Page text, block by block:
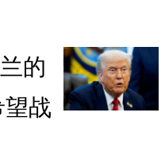
的
战